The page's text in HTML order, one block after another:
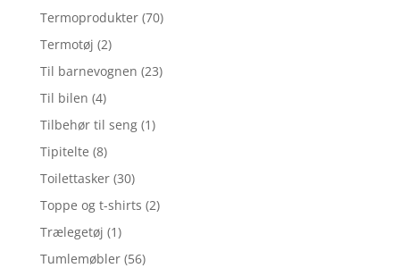
Termoprodukter (70)
Termotøj (2)
Til barnevognen (23)
Til bilen (4)
Tilbehør til seng (1)
Tipitelte (8)
Toilettasker (30)
Toppe og t-shirts (2)
Trælegetøj (1)
Tumlemøbler (56)